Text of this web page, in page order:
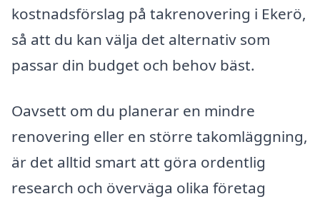
kostnadsförslag på takrenovering i Ekerö,
så att du kan välja det alternativ som
passar din budget och behov bäst.
Oavsett om du planerar en mindre
renovering eller en större takomläggning,
är det alltid smart att göra ordentlig
research och överväga olika företag